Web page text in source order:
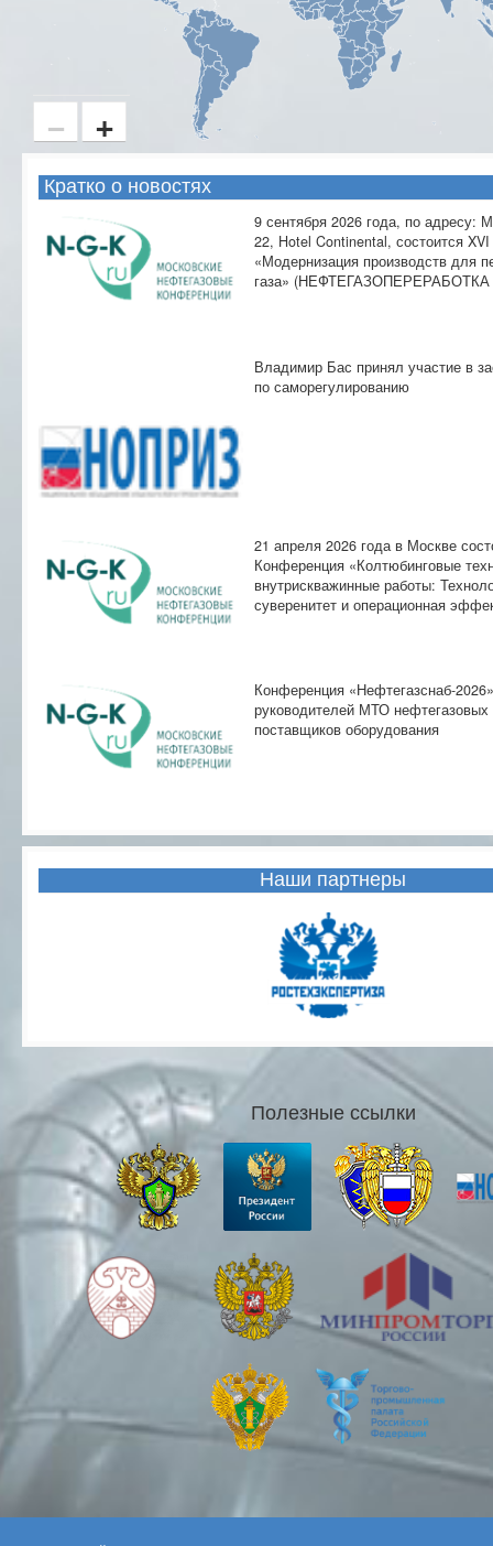
− +
Кратко о новостях
9 сентября 2026 года, по адресу:
22, Hotel Continental, состоится
«Модернизация производств для
газа» (НЕФТЕГАЗОПЕРЕРАБОТКА
Владимир Бас принял участие в
по саморегулированию
21 апреля 2026 года в Москве
Конференция «Колтюбинговые
внутрискважинные работы:
суверенитет и операционная
Конференция «Нефтегазснаб-
руководителей МТО нефтегазовых
поставщиков оборудования
Наши партнеры
Полезные ссылки